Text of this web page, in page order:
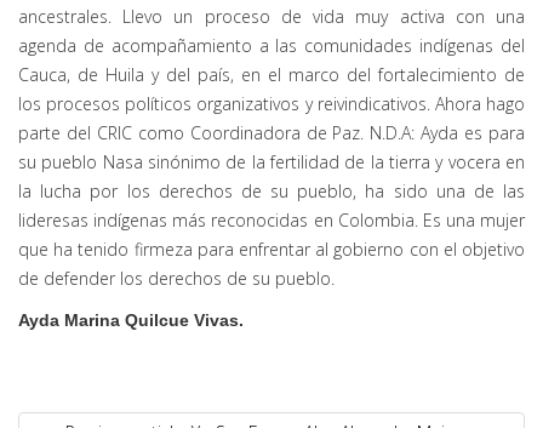
ancestrales. Llevo un proceso de vida muy activa con una
agenda de acompañamiento a las comunidades indígenas del
Cauca, de Huila y del país, en el marco del fortalecimiento de
los procesos políticos organizativos y reivindicativos. Ahora hago
parte del CRIC como Coordinadora de Paz. N.D.A: Ayda es para
su pueblo Nasa sinónimo de la fertilidad de la tierra y vocera en
la lucha por los derechos de su pueblo, ha sido una de las
lideresas indígenas más reconocidas en Colombia. Es una mujer
que ha tenido firmeza para enfrentar al gobierno con el objetivo
de defender los derechos de su pueblo.
Ayda Marina Quilcue Vivas.